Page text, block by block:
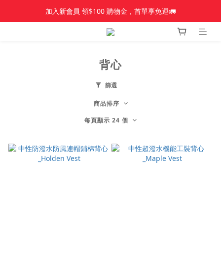
加入新會員 領$100 購物金，首單享免運🚛
加入新會員 領$100 購物金，首單享免運🚛
【新品上市】Amplid＿雪板
背心
篩選
商品排序
每頁顯示 24 個